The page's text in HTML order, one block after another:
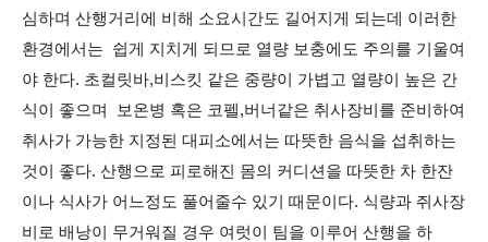
심하며 산행거리에 비해 소요시간도 길어지게 되는데 이러한
환경에서는 쉽게 지치게 되므로 열량 보충에도 주의를 기울여
야 한다. 초컬릿바,비스킷 같은 중량이 가볍고 열량이 높은 간
식이 좋으며 보온병 혹은 코펠,버너같은 취사장비를 준비하여
취사가 가능한 지정된 대피소에서는 따뜻한 음식을 섭취하는
것이 좋다. 산행으로 피로해진 몸의 커디션을 따뜻한 차 한잔
이나 식사가 어느정도 풀어줄수 있기 때문이다. 식량과 쥐사장
비로 배낭이 무거워질 경우 여럿이 팀을 이루어 산행을 하